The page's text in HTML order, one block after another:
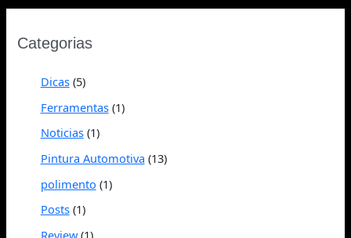
Categorias
Dicas(5)
Ferramentas(1)
Noticias(1)
Pintura Automotiva (13)
polimento (1)
Posts(1)
Review(1)